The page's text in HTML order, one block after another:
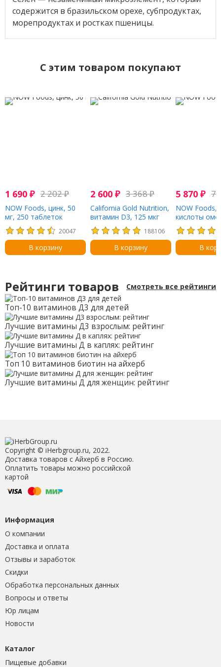
содержится в бразильском орехе, субпродуктах,
морепродуктах и ростках пшеницы.
C этим товаром покупают
1 690 ₽ 2 202₽
NOW Foods, цинк, 50
мг, 250 таблеток
20047
В корзину
2 600 ₽ 3 368₽
California Gold Nutrition,
витамин D3, 125 мкг
(5000 МЕ), 360 капсул
из рыбьего желатина
188106
В корзину
5 870 ₽ 7
NOW Foods,
кислоты
ЭПК / 120
капсул
В
Рейтинги товаров Смотреть все рейтинги
Топ-10 витаминов Д3 для детей
Лучшие витамины Д3 взрослым: рейтинг
Лучшие витамины Д в каплях: рейтинг
Топ 10 витаминов биотин на айхерб
Лучшие витамины Д для женщин: рейтинг
Copyright © iHerbgroup.ru, 2022.
Доставка товаров с Айхерб в Россию.
Оплатить товары можно российской
картой
Информация
О компании
Доставка и оплата
Отзывы и заработок
Скидки
Обработка персональных данных
Вопросы и ответы
Юр лицам
Новости
Каталог
Пищевые добавки